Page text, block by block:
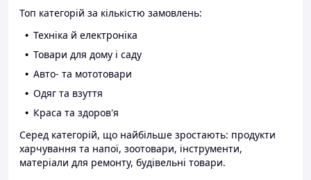
Топ категорій за кількістю замовлень:
Техніка й електроніка
Товари для дому і саду
Авто- та мототовари
Одяг та взуття
Краса та здоров'я
Серед категорій, що найбільше зростають: продукти
харчування та напої, зоотовари, інструменти,
матеріали для ремонту, будівельні товари.